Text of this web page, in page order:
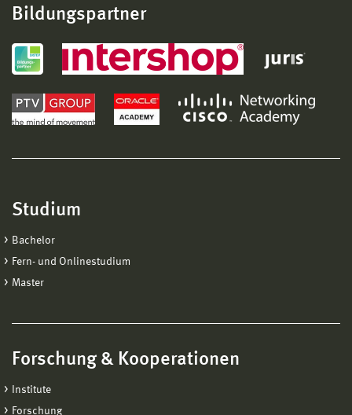
Bildungspartner
Studium
Bachelor
Fern- und Onlinestudium
Master
Forschung & Kooperationen
Institute
Forschung